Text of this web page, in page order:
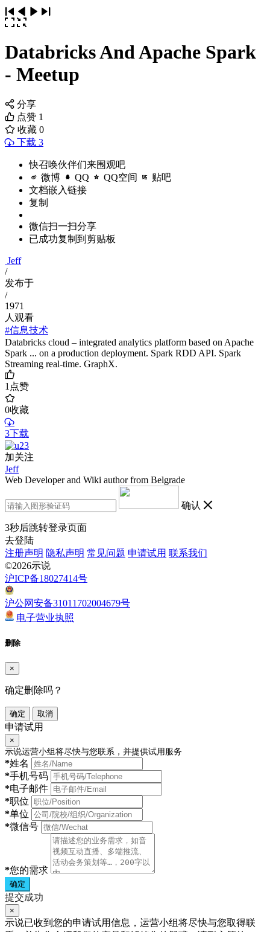
Databricks And Apache Spark
- Meetup
分享
点赞 1
收藏 0
下载 3
快召唤伙伴们来围观吧
微博 QQ QQ空间 贴吧
文档嵌入链接
复制
微信扫一扫分享
已成功复制到剪贴板
Jeff
/
发布于
/
1971
人观看
#信息技术
Databricks cloud – integrated analytics platform based on Apache
Spark ... on a production deployment. Spark RDD API. Spark
Streaming real-time. GraphX.
1点赞
0收藏
3下载
加关注
Jeff
Web Developer and Wiki author from Belgrade
确认
3秒后跳转登录页面
去登陆
注册声明 隐私声明 常见问题 申请试用 联系我们
©2026示说
沪ICP备18027414号
沪公网安备31011702004679号
电子营业执照
删除
×
确定删除吗？
确定 取消
申请试用
×
示说运营小组将尽快与您联系，并提供试用服务
*姓名
*手机号码
*电子邮件
*职位
*单位
*微信号
*您的需求
确定
提交成功
×
示说已收到您的申请试用信息，运营小组将尽快与您取得联